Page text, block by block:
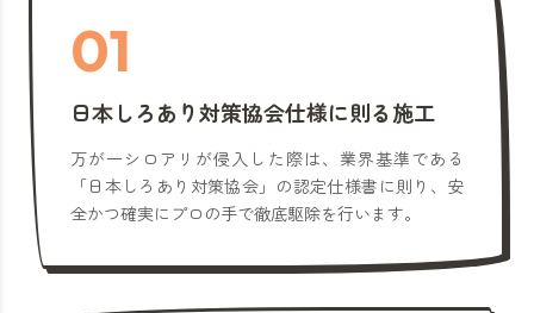
01
日本しろあり対策協会仕様に則る施工
万が一シロアリが侵入した際は、業界基準である
「日本しろあり対策協会」の認定仕様書に則り、安
全かつ確実にプロの手で徹底駆除を行います。